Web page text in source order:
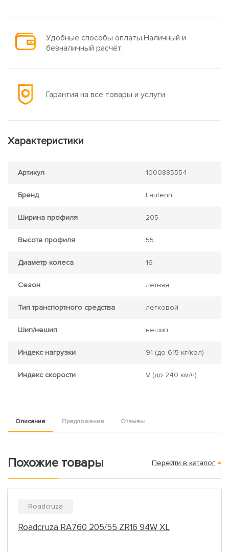
Удобные способы оплаты.Наличный и
безналичный расчёт.
Гарантия на все товары и услуги
Характеристики
Артикул 1000885554
Бренд Laufenn
Ширина профиля 205
Высота профиля 55
Диаметр колеса 16
Сезон летняя
Тип транспортного средства легковой
Шип/нешип нешип
Индекс нагрузки 91 (до 615 кг/кол)
Индекс скорости V (до 240 км/ч)
Описание Предложение Отзывы
Похожие товары Перейти в каталог →
Roadcruza
Roadcruza RA760 205/55 ZR16 94W XL